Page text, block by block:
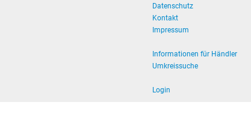
Datenschutz
Kontakt
Impressum
Informationen für Händler
Umkreissuche
Login